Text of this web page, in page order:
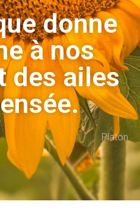
donne
à nos
des ailes
Platon